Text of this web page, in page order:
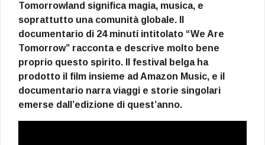
Tomorrowland significa magia, musica, e
soprattutto una comunità globale. Il
documentario di 24 minuti intitolato “We Are
Tomorrow” racconta e descrive molto bene
proprio questo spirito. Il festival belga ha
prodotto il film insieme ad Amazon Music, e il
documentario narra viaggi e storie singolari
emerse dall’edizione di quest’anno.